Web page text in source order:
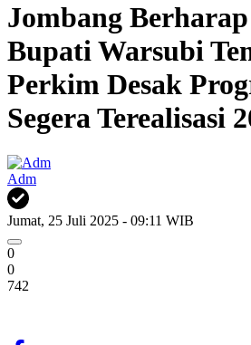
Jombang
Bupati Warsubi
Perkim Desak
Segera Terealisasi
Adm
Jumat, 25 Juli 2025 - 09:11 WIB
0
0
742